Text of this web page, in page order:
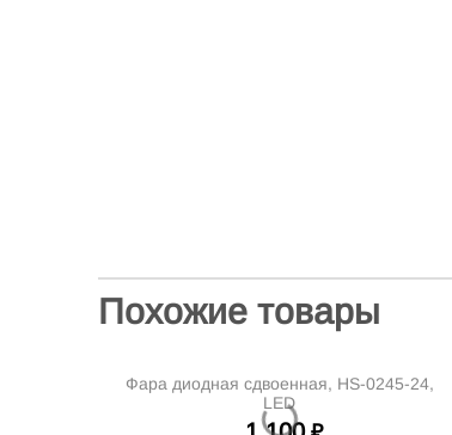
Похожие товары
Фара диодная сдвоенная, HS-0245-24,
LED